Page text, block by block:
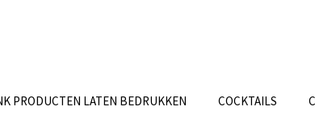
PRODUCTEN LATEN BEDRUKKEN COCKTAILS